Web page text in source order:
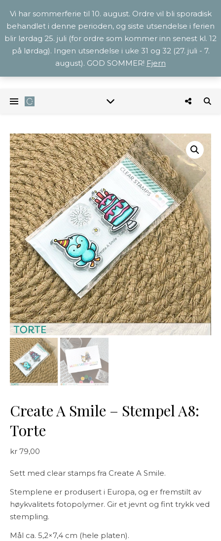
Create A Smile – Stempel A8:
Torte
kr 79,00
Sett med clear stamps fra Create A Smile.
Stemplene er produsert i Europa, og er fremstilt av
høykvalitets fotopolymer. Gir et jevnt og fint trykk ved
stempling.
Mål ca. 5,2×7,4 cm (hele platen).
Vi har sommerferie til 10. august. Ordre vil bli sporadisk
behandlet i denne perioden, og siste utsendelse i ferien
blir lørdag 25. juli (for ordre som kommer inn senest kl. 12
på lørdag). Ingen utsendelse i uke 31 og 32 (27. juli - 7.
august). GOD SOMMER! Fjern